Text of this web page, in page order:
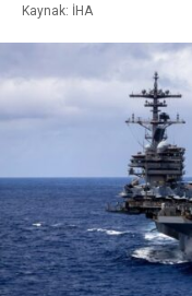
Kaynak: İHA